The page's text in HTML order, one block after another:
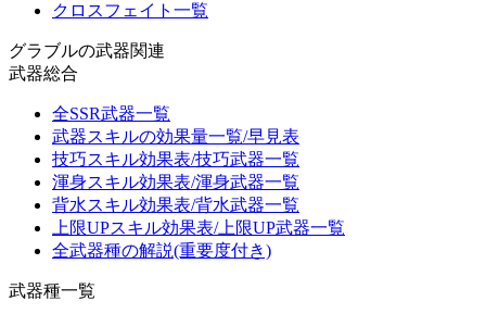
クロスフェイト一覧
グラブルの武器関連
武器総合
全SSR武器一覧
武器スキルの効果量一覧/早見表
技巧スキル効果表/技巧武器一覧
渾身スキル効果表/渾身武器一覧
背水スキル効果表/背水武器一覧
上限UPスキル効果表/上限UP武器一覧
全武器種の解説(重要度付き)
武器種一覧